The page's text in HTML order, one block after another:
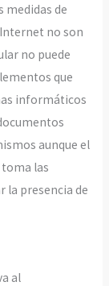
medidas de
no son
no puede
que
informáticos
aunque el
las
la presencia de
al